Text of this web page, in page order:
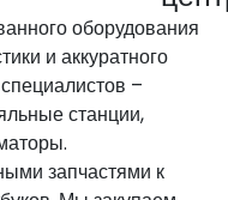
оборудования
и аккуратного
–
станции,
запчастями к